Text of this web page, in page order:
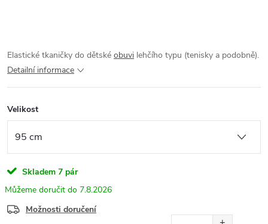
Elastické tkaničky do dětské obuvi lehčího typu (tenisky a podobně).
Detailní informace
Velikost
Skladem 7 pár
7.8.2026
Možnosti doručení